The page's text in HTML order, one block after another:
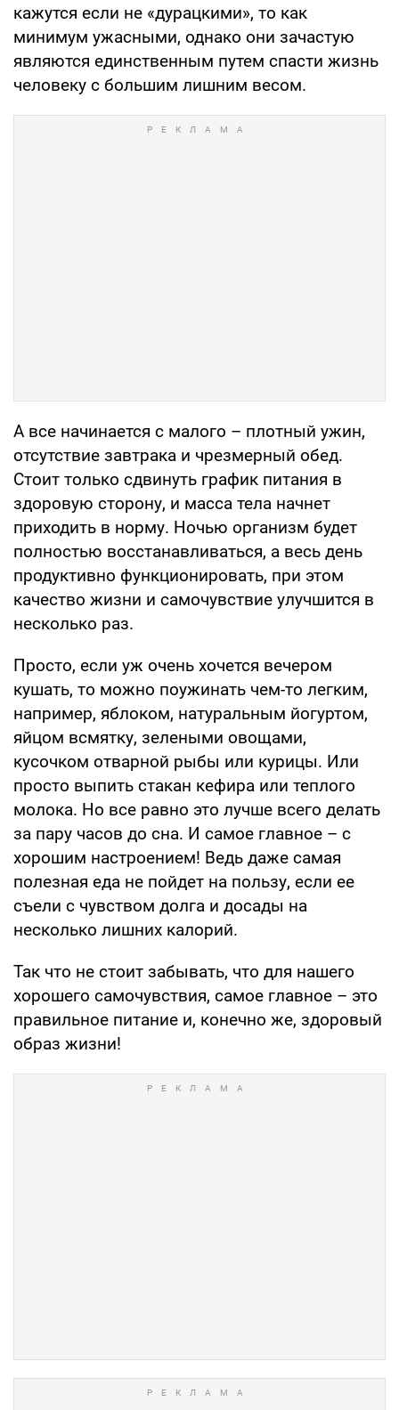
кажутся если не «дурацкими», то как
минимум ужасными, однако они зачастую
являются единственным путем спасти жизнь
человеку с большим лишним весом.
А все начинается с малого – плотный ужин,
отсутствие завтрака и чрезмерный обед.
Стоит только сдвинуть график питания в
здоровую сторону, и масса тела начнет
приходить в норму. Ночью организм будет
полностью восстанавливаться, а весь день
продуктивно функционировать, при этом
качество жизни и самочувствие улучшится в
несколько раз.
Просто, если уж очень хочется вечером
кушать, то можно поужинать чем-то легким,
например, яблоком, натуральным йогуртом,
яйцом всмятку, зелеными овощами,
кусочком отварной рыбы или курицы. Или
просто выпить стакан кефира или теплого
молока. Но все равно это лучше всего делать
за пару часов до сна. И самое главное – с
хорошим настроением! Ведь даже самая
полезная еда не пойдет на пользу, если ее
съели с чувством долга и досады на
несколько лишних калорий.
Так что не стоит забывать, что для нашего
хорошего самочувствия, самое главное – это
правильное питание и, конечно же, здоровый
образ жизни!